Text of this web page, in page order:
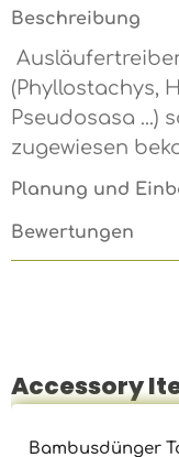
Beschreibung
(Phyllostachys,
Pseudosasa ...)
zugewiesen
Planung und
Bewertungen
Produktgalerie
Accessory
Bambusdünger